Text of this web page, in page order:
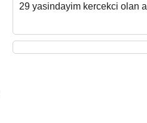
29 yasindayim kercekci olan